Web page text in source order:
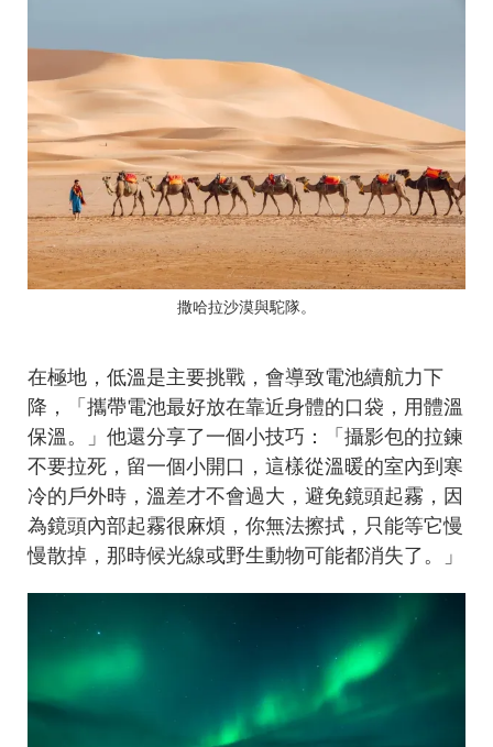
撒哈拉沙漠與駝隊。
在極地，低溫是主要挑戰，會導致電池續航力下
降，「攜帶電池最好放在靠近身體的口袋，用體溫
保溫。」他還分享了一個小技巧：「攝影包的拉鍊
不要拉死，留一個小開口，這樣從溫暖的室內到寒
冷的戶外時，溫差才不會過大，避免鏡頭起霧，因
為鏡頭內部起霧很麻煩，你無法擦拭，只能等它慢
慢散掉，那時候光線或野生動物可能都消失了。」